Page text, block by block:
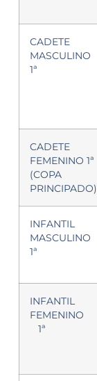
CADETE
MASCULINO
1ª
CADETE
FEMENINO 1ª
(COPA
PRINCIPADO)
INFANTIL
MASCULINO
1ª
INFANTIL
FEMENINO
1ª